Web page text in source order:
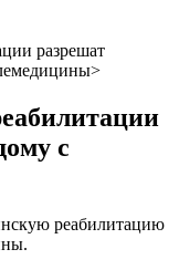
разрешат
с
реабилитацию